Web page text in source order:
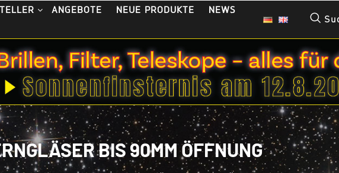
ANGEBOTE NEUE PRODUKTE
NEWS
BIS 90MM ÖFFNUNG